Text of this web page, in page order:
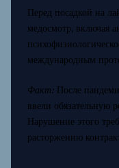
Перед посадкой на
медосмотр, включая
международным
Факт:После
ввели обязательную
Нарушение этого
расторжению